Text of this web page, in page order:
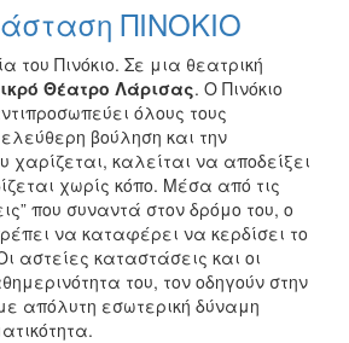
ΠΙΝΟΚΙΟ
του Πινόκιο. Σε μια θεατρική
Θέατρο Λάρισας. Ο Πινόκιο
όλους τους
βούληση και την
χαρίζεται, καλείται να αποδείξει
χωρίς κόπο. Μέσα από τις
που συναντά στον δρόμο του, ο
να καταφέρει να κερδίσει το
αστείες καταστάσεις και οι
του, τον οδηγούν στην
απόλυτη εσωτερική δύναμη